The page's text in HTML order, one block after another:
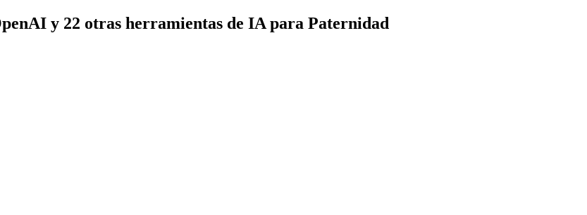
y 22 otras herramientas de IA para Paternidad